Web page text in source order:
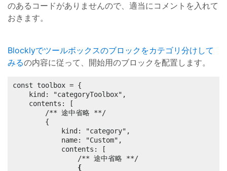
のあるコードがありませんので、適当にコメントを入れて
おきます。
Blocklyでツールボックスのブロックをカテゴリ分けして
みるの内容に従って、開始用のブロックを配置します。
const toolbox = {